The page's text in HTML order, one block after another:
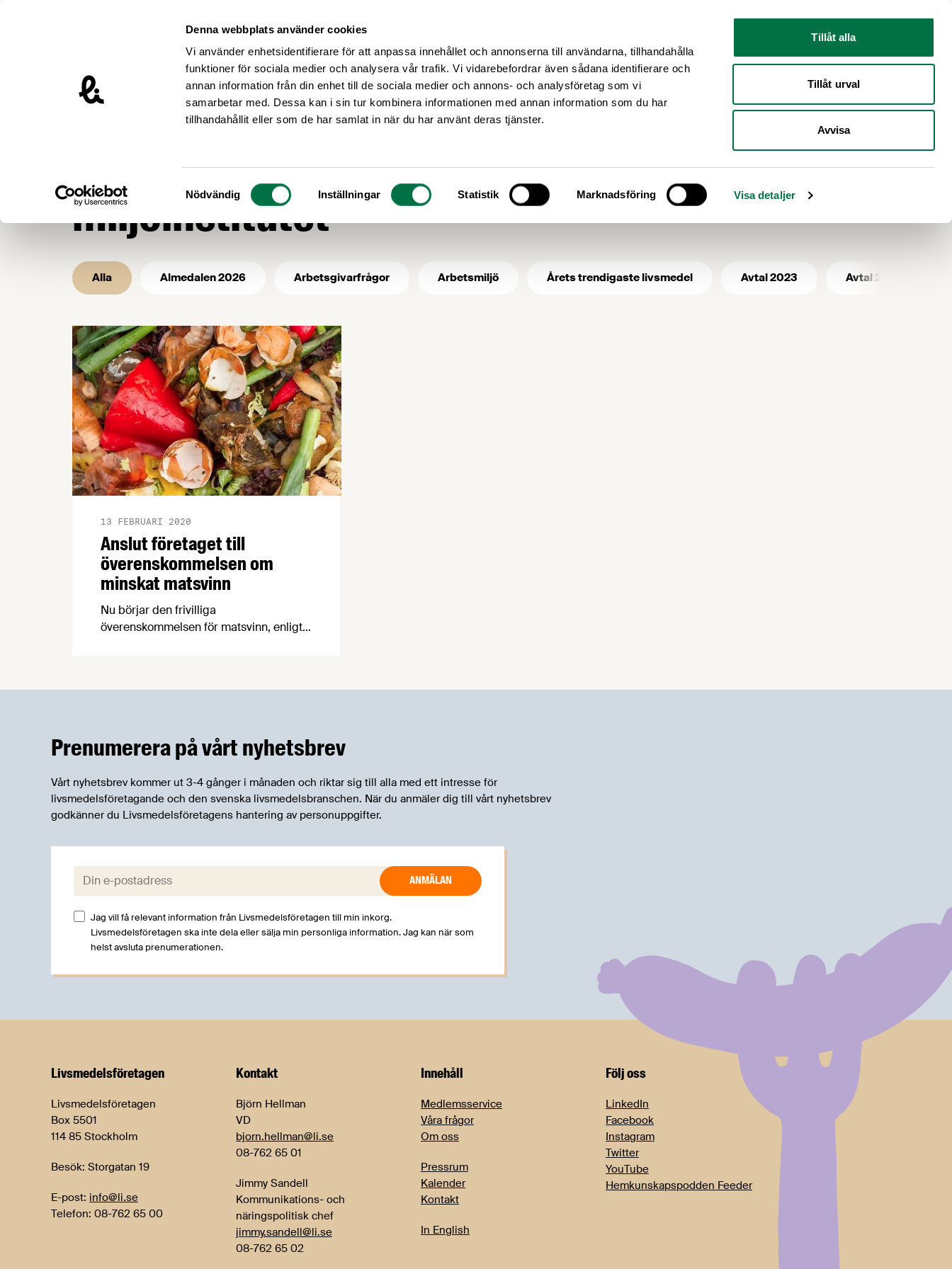
Denna webbplats använder cookies
Vi använder enhetsidentifierare för att anpassa innehållet och annonserna till användarna, tillhandahålla
funktioner för sociala medier och analysera vår trafik. Vi vidarebefordrar även sådana identifierare och
annan information från din enhet till de sociala medier och annons- och analysföretag som vi
samarbetar med. Dessa kan i sin tur kombinera informationen med annan information som du har
tillhandahållit eller som de har samlat in när du har använt deras tjänster.
Samtyckesval
Nödvändig Inställningar Statistik Marknadsföring Visa detaljer
Tillåt alla
Tillåt urval
Avvisa
Livsmedelsföretagen – till startsidan
Livsmedelsföretagen / Nyhetsarkiv / IVL Svenska miljöinstitutet
Nyhetsarkiv - ämne: IVL Svenska
miljöinstitutet
Alla Almedalen 2026 Arbetsgivarfrågor Arbetsmiljö Årets trendigaste livsmedel Avtal 2023 Avtal 2025
Anslut företaget till
överenskommelsen om
minskat matsvinn
13 FEBRUARI 2020
Nu börjar den frivilliga
överenskommelsen för matsvinn, enligt
medlemsföretag att ansluta sig till
Prenumerera på vårt nyhetsbrev
Vårt nyhetsbrev kommer ut 3-4 gånger i månaden och riktar sig till alla med ett intresse för
livsmedelsföretagande och den svenska livsmedelsbranschen. När du anmäler dig till vårt nyhetsbrev
godkänner du Livsmedelsföretagens hantering av personuppgifter.
E-post:
Jag vill få relevant information från Livsmedelsföretagen till min inkorg.
Livsmedelsföretagen ska inte dela eller sälja min personliga information. Jag kan när som
helst avsluta prenumerationen.
Livsmedels­företagen
Livsmedelsföretagen
Box 5501
114 85 Stockholm
Besök: Storgatan 19
E-post: info@li.se
Telefon: 08-762 65 00
Kontakt
Björn Hellman
VD
bjorn.hellman@li.se
08-762 65 01
Jimmy Sandell
Kommunikations- och
näringspolitisk chef
jimmy.sandell@li.se
08-762 65 02
Innehåll
Medlemsservice
Våra frågor
Om oss
Pressrum
Kalender
Kontakt
In English
Följ oss
LinkedIn
Facebook
Instagram
Twitter
YouTube
Hemkunskapspodden Feeder